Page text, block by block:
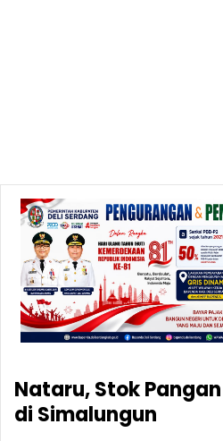
Nataru, Stok
di Simalungun